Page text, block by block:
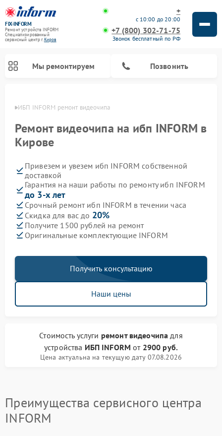
FIX-INFORM
Ремонт устройств INFORM
Специализированный
cервисный центр г.Киров
+
с 10:00 до 20:00
+7 (800) 302-71-75
Звонок бесплатный по РФ
Мы ремонтируем Позвонить
ИБП INFORM ремонт видеочипа
Ремонт видеочипа на ибп INFORM в
Кирове
Привезем и увезем ибп INFORM собственной
доставкой
Гарантия на наши работы по ремонту ибп INFORM
до 3-х лет
Срочный ремонт ибп INFORM в течении часа
Скидка для вас до 20%
Получите 1500 рублей на ремонт
Оригинальные комплектующие INFORM
Получить консультацию
Наши цены
Стоимость услуги ремонт видеочипа для
устройства ИБП INFORM от 2900 руб.
Цена актуальна на текущую дату 07.08.2026
Преимущества сервисного центра
INFORM